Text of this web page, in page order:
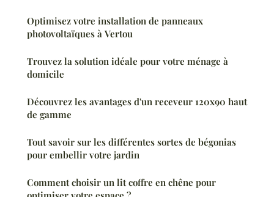
Optimisez votre installation de panneaux
photovoltaïques à Vertou
Trouvez la solution idéale pour votre ménage à
domicile
Découvrez les avantages d'un receveur 120x90 haut
de gamme
Tout savoir sur les différentes sortes de bégonias
pour embellir votre jardin
Comment choisir un lit coffre en chêne pour